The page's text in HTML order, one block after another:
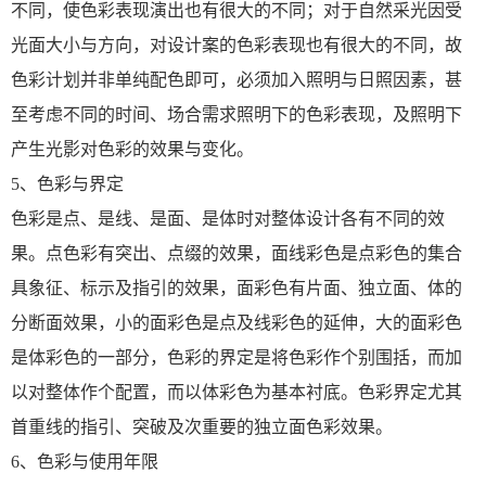
不同，使色彩表现演出也有很大的不同；对于自然采光因受
光面大小与方向，对设计案的色彩表现也有很大的不同，故
色彩计划并非单纯配色即可，必须加入照明与日照因素，甚
至考虑不同的时间、场合需求照明下的色彩表现，及照明下
产生光影对色彩的效果与变化。
5、色彩与界定
色彩是点、是线、是面、是体时对整体设计各有不同的效
果。点色彩有突出、点缀的效果，面线彩色是点彩色的集合
具象征、标示及指引的效果，面彩色有片面、独立面、体的
分断面效果，小的面彩色是点及线彩色的延伸，大的面彩色
是体彩色的一部分，色彩的界定是将色彩作个别围括，而加
以对整体作个配置，而以体彩色为基本衬底。色彩界定尤其
首重线的指引、突破及次重要的独立面色彩效果。
6、色彩与使用年限